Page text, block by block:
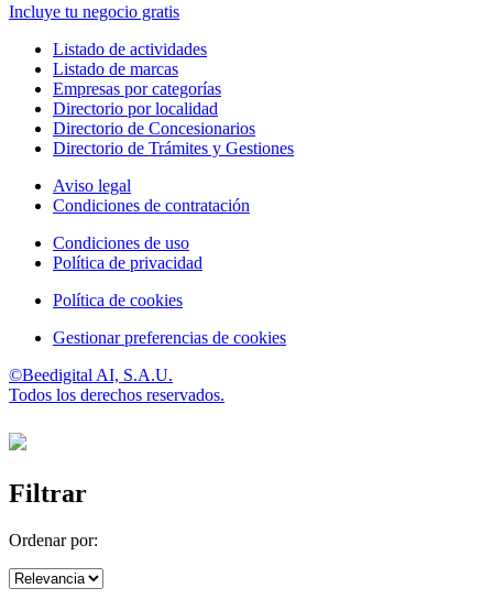
Incluye tu negocio gratis
Listado de actividades
Listado de marcas
Empresas por categorías
Directorio por localidad
Directorio de Concesionarios
Directorio de Trámites y Gestiones
Aviso legal
Condiciones de contratación
Condiciones de uso
Política de privacidad
Política de cookies
Gestionar preferencias de cookies
©Beedigital AI, S.A.U.
Todos los derechos reservados.
Filtrar
Ordenar por: